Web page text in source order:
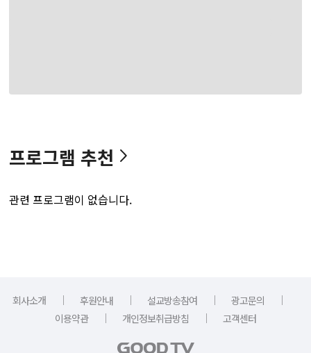
프로그램 추천
관련 프로그램이 없습니다.
회사소개 ｜ 후원안내 ｜ 설교방송참여 ｜ 광고문의
｜
이용약관
｜ 개인정보취급방침 ｜ 고객센터